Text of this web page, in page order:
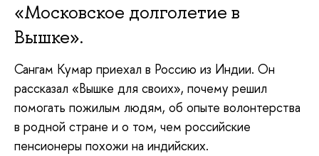
«Московское долголетие в
Вышке».
Сангам Кумар приехал в Россию из Индии. Он
рассказал «Вышке для своих», почему решил
помогать пожилым людям, об опыте волонтерства
в родной стране и о том, чем российские
пенсионеры похожи на индийских.